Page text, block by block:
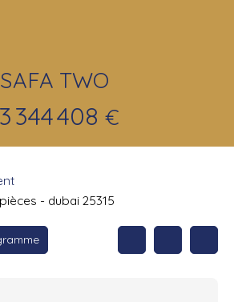
SAFA TWO
344 408 €
- dubai 25315